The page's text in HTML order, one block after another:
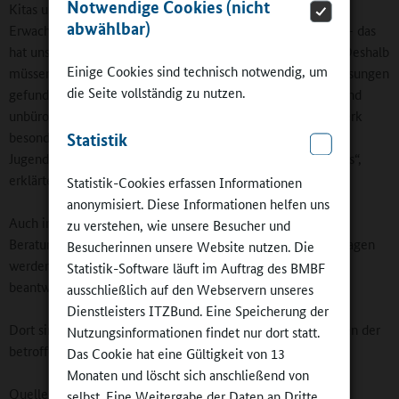
Notwendige Cookies (nicht
abwählbar)
Einige Cookies sind technisch notwendig, um
die Seite vollständig zu nutzen.
Statistik
Statistik-Cookies erfassen Informationen
anonymisiert. Diese Informationen helfen uns
zu verstehen, wie unsere Besucher und
Besucherinnen unsere Website nutzen. Die
Statistik-Software läuft im Auftrag des BMBF
ausschließlich auf den Webservern unseres
Dienstleisters ITZBund. Eine Speicherung der
Nutzungsinformationen findet nur dort statt.
Das Cookie hat eine Gültigkeit von 13
Monaten und löscht sich anschließend von
Kitas und Schulen sind für Kinder, Jugendliche und junge
Erwachsene von zentraler Bedeutung für ihre Entwicklung – das
hat uns die Corona-Pandemie deutlich vor Augen geführt. Deshalb
müssen sie so schnell wie möglich wiederaufgebaut und Lösungen
gefunden werden. Das Land wird die Träger dabei schnell und
unbürokratisch unterstützen. Und wir legen unser Augenmerk
besonders auf die seelische Gesundheit der Kinder und
Jugendlichen sowie der Eltern und der Kita- und Schulteams“,
erklärte die Ministerin.
Auch in den Ferien sind die schulpsychologischen
Beratungszentren der Region erreichbar. Die wichtigsten Fragen
werden unter
https://bm.rlp.de/de/bildung/hochwasser
beantwortet.
Dort sind auch aktuelle Informationen sowie Spendenkonten der
betroffenen Schulen zu finden.
Quellen: